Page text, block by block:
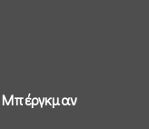
Μπέργκμαν